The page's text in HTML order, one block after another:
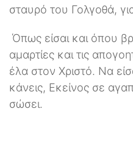
σταυρό του Γολγοθά,
Όπως είσαι και όπου
αμαρτίες και τις
έλα στον Χριστό. Να
κάνεις, Εκείνος σε
σώσει.